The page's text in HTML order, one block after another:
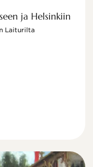
ja Helsinkiin
Laiturilta